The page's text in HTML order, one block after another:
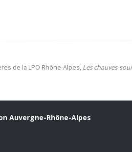
de la LPO Rhône-Alpes, Les chauves-
Auvergne-Rhône-Alpes